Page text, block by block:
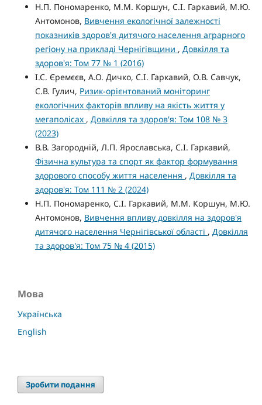
Н.П. Пономаренко, М.М. Коршун, С.І. Гаркавий, М.Ю.
Антомонов, Вивчення екологічної залежності
показників здоров'я дитячого населення аграрного
регіону на прикладі Чернігівщини , Довкілля та
здоров'я: Том 77 № 1 (2016)
І.С. Єремєєв, А.О. Дичко, С.І. Гаркавий, О.В. Савчук,
С.В. Гулич, Ризик-орієнтований моніторинг
екологічних факторів впливу на якість життя у
мегаполісах , Довкілля та здоров'я: Том 108 № 3
(2023)
В.В. Загородній, Л.П. Ярославська, С.І. Гаркавий,
Фізична культура та спорт як фактор формування
здорового способу життя населення , Довкілля та
здоров'я: Том 111 № 2 (2024)
Н.П. Пономаренко, С.І. Гаркавий, М.М. Коршун, М.Ю.
Антомонов, Вивчення впливу довкілля на здоров'я
дитячого населення Чернігівської області , Довкілля
та здоров'я: Том 75 № 4 (2015)
Мова
Українська
English
Зробити подання